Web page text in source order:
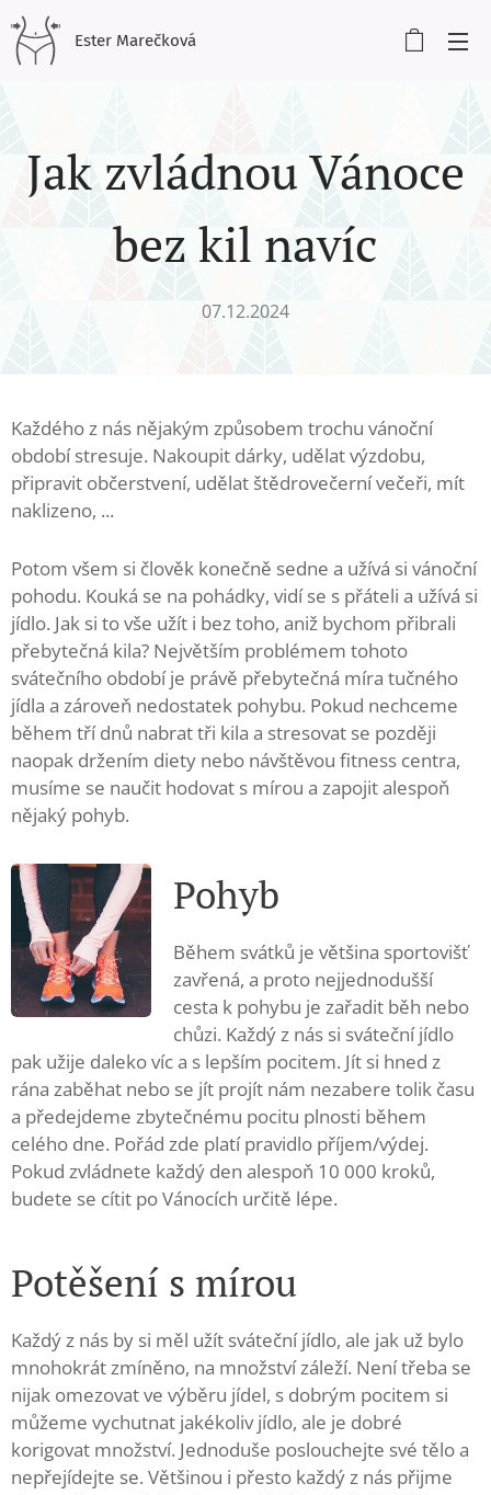
Ester Marečková
Jak zvládnou Vánoce
bez kil navíc
07.12.2024
Každého z nás nějakým způsobem trochu vánoční
období stresuje. Nakoupit dárky, udělat výzdobu,
připravit občerstvení, udělat štědrovečerní večeři, mít
naklizeno, ...
Potom všem si člověk konečně sedne a užívá si vánoční
pohodu. Kouká se na pohádky, vidí se s přáteli a užívá si
jídlo. Jak si to vše užít i bez toho, aniž bychom přibrali
přebytečná kila? Největším problémem tohoto
svátečního období je právě přebytečná míra tučného
jídla a zároveň nedostatek pohybu. Pokud nechceme
během tří dnů nabrat tři kila a stresovat se později
naopak držením diety nebo návštěvou fitness centra,
musíme se naučit hodovat s mírou a zapojit alespoň
nějaký pohyb.
Pohyb
Během svátků je většina sportovišť
zavřená, a proto nejjednodušší
cesta k pohybu je zařadit běh nebo
chůzi. Každý z nás si sváteční jídlo
pak užije daleko víc a s lepším pocitem. Jít si hned z
rána zaběhat nebo se jít projít nám nezabere tolik času
a předejdeme zbytečnému pocitu plnosti během
celého dne. Pořád zde platí pravidlo příjem/výdej.
Pokud zvládnete každý den alespoň 10 000 kroků,
budete se cítit po Vánocích určitě lépe.
Potěšení s mírou
Každý z nás by si měl užít sváteční jídlo, ale jak už bylo
mnohokrát zmíněno, na množství záleží. Není třeba se
nijak omezovat ve výběru jídel, s dobrým pocitem si
můžeme vychutnat jakékoliv jídlo, ale je dobré
korigovat množství. Jednoduše poslouchejte své tělo a
nepřejídejte se. Většinou i přesto každý z nás přijme